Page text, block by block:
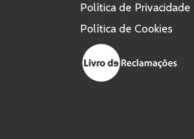
Política de Privacidade
Política de Cookies